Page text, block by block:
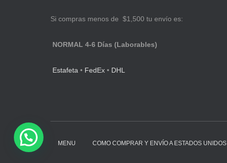
Si compras menos de $1,500 tu envío es:
NORMAL 4-6 Días (Laborables)
Estafeta • FedEx • DHL
MENU COMO COMPRAR Y ENVÍO A ESTADOS UNIDOS